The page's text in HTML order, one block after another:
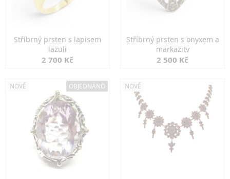
Stříbrný prsten s lapisem
lazuli
2 700 Kč
Stříbrný prsten s onyxem a
markazity
2 500 Kč
NOVÉ OBJEDNÁNO NOVÉ